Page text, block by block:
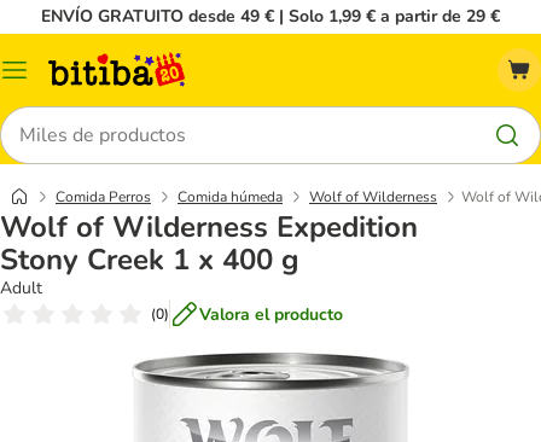
ENVÍO GRATUITO desde 49 € | Solo 1,99 € a partir de 29 €
Menú
Buscar
Comida Perros Comida húmeda Wolf of Wilderness Wolf of
Wolf of Wilderness Expedition
Stony Creek 1 x 400 g
Adult
(0) Valora el producto